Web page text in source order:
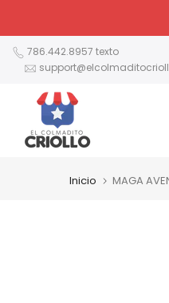
al
contenido
786.442.8957 texto
Inicio MAGA